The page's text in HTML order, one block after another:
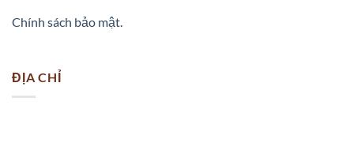
Chính sách bảo mật.
ĐỊA CHỈ